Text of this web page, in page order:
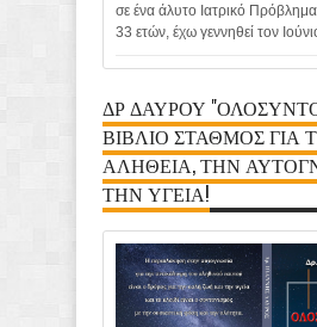
σε ένα άλυτο Ιατρικό Πρόβλημα
33 ετών, έχω γεννηθεί τον
ΔΡ ΔΑΥΡΟΥ
ΒΙΒΛΙΟ ΣΤΑΘΜΟΣ ΓΙΑ
ΑΛΗΘΕΙΑ, ΤΗΝ
ΤΗΝ ΥΓΕΙΑ!